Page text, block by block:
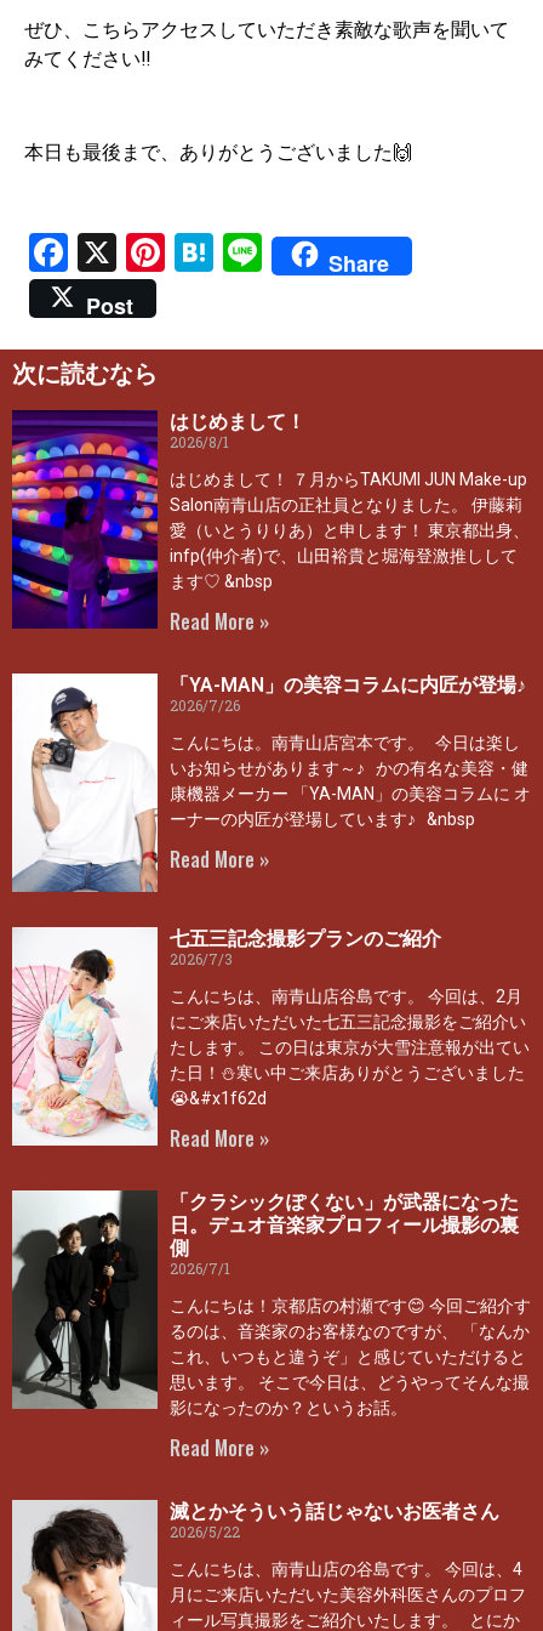
ぜひ、こちらアクセスしていただき素敵な歌声を聞いて
みてください‼
本日も最後まで、ありがとうございました🙌
Facebook
X Pinterest
Hatena
LineShare
Post
次に読むなら
はじめまして！
2026/8/1
はじめまして！ ７月からTAKUMI JUN Make-up
Salon南青山店の正社員となりました。 伊藤莉
愛（いとうりりあ）と申します！ 東京都出身、
infp(仲介者)で、山田裕貴と堀海登激推しして
ます♡ &nbsp
Read More »
「YA-MAN」の美容コラムに内匠が登場♪
2026/7/26
こんにちは。南青山店宮本です。 今日は楽し
いお知らせがあります～♪ かの有名な美容・健
康機器メーカー 「YA-MAN」の美容コラムに オ
ーナーの内匠が登場しています♪ &nbsp
Read More »
七五三記念撮影プランのご紹介
2026/7/3
こんにちは、南青山店谷島です。 今回は、2月
にご来店いただいた七五三記念撮影をご紹介い
たします。 この日は東京が大雪注意報が出てい
た日！⛄寒い中ご来店ありがとうございました
😭&#x1f62d
Read More »
「クラシックぽくない」が武器になった
日。デュオ音楽家プロフィール撮影の裏
側
2026/7/1
こんにちは！京都店の村瀬です😊 今回ご紹介す
るのは、音楽家のお客様なのですが、 「なんか
これ、いつもと違うぞ」と感じていただけると
思います。 そこで今日は、どうやってそんな撮
影になったのか？というお話。
Read More »
滅とかそういう話じゃないお医者さん
2026/5/22
こんにちは、南青山店の谷島です。 今回は、4
月にご来店いただいた美容外科医さんのプロフ
ィール写真撮影をご紹介いたします。 とにか